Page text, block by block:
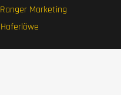
Ranger Marketing
Haferlöwe